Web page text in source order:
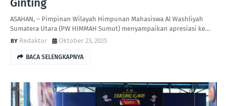
Ginting ‎
ASAHAN, – Pimpinan Wilayah Himpunan Mahasiswa Al Washliyah
Sumatera Utara (PW HIMMAH Sumut) menyampaikan apresiasi ke…
Redaktur
Oktober 23, 2025
BACA SELENGKAPNYA